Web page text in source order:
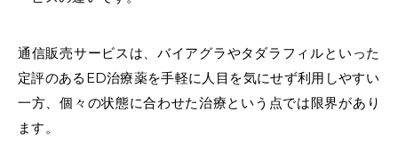
通信販売サービスは、 バイアグラやタダラフィルといった
定評のある ED治療薬を手軽に人目を気にせず利用しやすい
一方、個々の状態に合わせた治療という点では限界があり
ます。